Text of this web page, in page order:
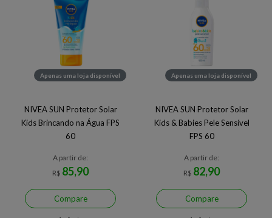
Apenas uma loja disponível
NIVEA SUN Protetor Solar
Kids Brincando na Água FPS
60
A partir de:
R$ 85,90
Compare
Apenas uma loja disponível
NIVEA SUN Protetor Solar
Kids & Babies Pele Sensível
FPS 60
A partir de:
R$ 82,90
Compare